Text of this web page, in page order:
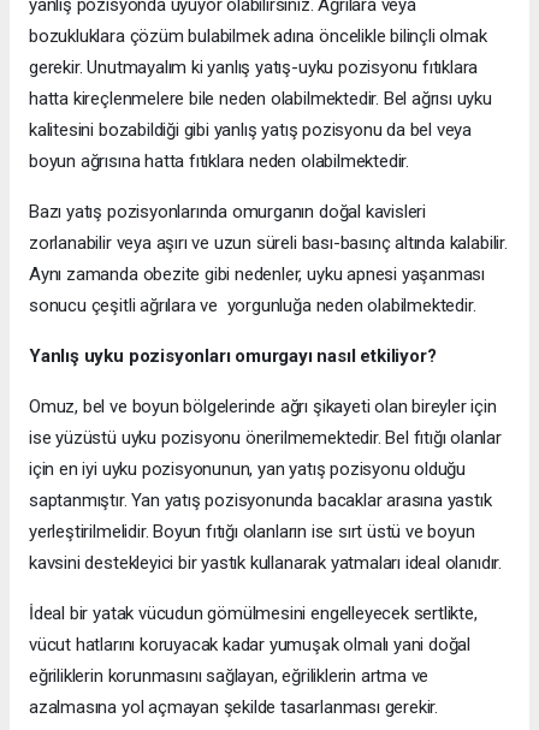
yanlış pozisyonda uyuyor olabilirsiniz. Ağrılara veya
bozukluklara çözüm bulabilmek adına öncelikle bilinçli olmak
gerekir. Unutmayalım ki yanlış yatış-uyku pozisyonu fıtıklara
hatta kireçlenmelere bile neden olabilmektedir. Bel ağrısı uyku
kalitesini bozabildiği gibi yanlış yatış pozisyonu da bel veya
boyun ağrısına hatta fıtıklara neden olabilmektedir.
Bazı yatış pozisyonlarında omurganın doğal kavisleri
zorlanabilir veya aşırı ve uzun süreli bası-basınç altında kalabilir.
Aynı zamanda obezite gibi nedenler, uyku apnesi yaşanması
sonucu çeşitli ağrılara ve yorgunluğa neden olabilmektedir.
Yanlış uyku pozisyonları omurgayı nasıl etkiliyor?
Omuz, bel ve boyun bölgelerinde ağrı şikayeti olan bireyler için
ise yüzüstü uyku pozisyonu önerilmemektedir. Bel fıtığı olanlar
için en iyi uyku pozisyonunun, yan yatış pozisyonu olduğu
saptanmıştır. Yan yatış pozisyonunda bacaklar arasına yastık
yerleştirilmelidir. Boyun fıtığı olanların ise sırt üstü ve boyun
kavsini destekleyici bir yastık kullanarak yatmaları ideal olanıdır.
İdeal bir yatak vücudun gömülmesini engelleyecek sertlikte,
vücut hatlarını koruyacak kadar yumuşak olmalı yani doğal
eğriliklerin korunmasını sağlayan, eğriliklerin artma ve
azalmasına yol açmayan şekilde tasarlanması gerekir.